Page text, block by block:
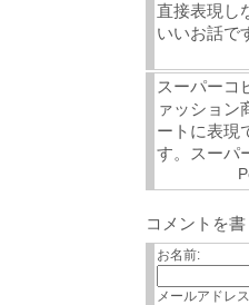
直接表現し
いいお話で
スーパーコ
ァッション
ートに表現
す。スーパ
コメントを
お名前:
メールアドレ